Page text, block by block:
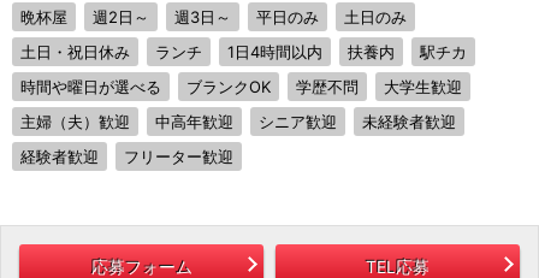
晩杯屋 週2日～ 週3日～ 平日のみ
土日のみ
土日・祝日休み
ランチ 1日4時間以内 扶養内
駅チカ
時間や曜日が選べる
ブランクOK 学歴不問
大学生歓迎
主婦（夫）歓迎
中高年歓迎 シニア歓迎
未経験者歓迎
経験者歓迎
フリーター歓迎
応募フォーム TEL応募